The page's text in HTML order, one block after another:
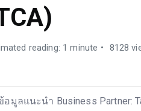
reading: 1 minute 8128
อมูลแนะนำ Business Partner: